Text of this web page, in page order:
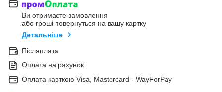
Ви отримаєте замовлення
або гроші повернуться на вашу картку
Детальніше
Післяплата
Оплата на рахунок
Оплата карткою Visa, Mastercard - WayForPay